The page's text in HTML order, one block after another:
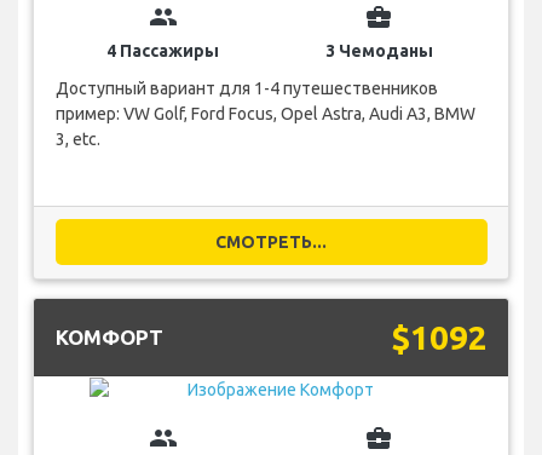
group
4 Пассажиры
business_center
3 Чемоданы
Доступный вариант для 1-4 путешественников
пример: VW Golf, Ford Focus, Opel Astra, Audi A3, BMW
3, etc.
СМОТРЕТЬ...
КОМФОРТ $1092
group business_center